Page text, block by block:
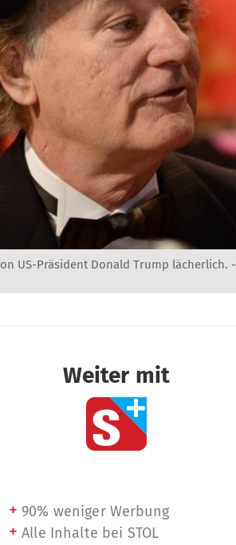
US-Präsident Donald Trump lächerlich. -